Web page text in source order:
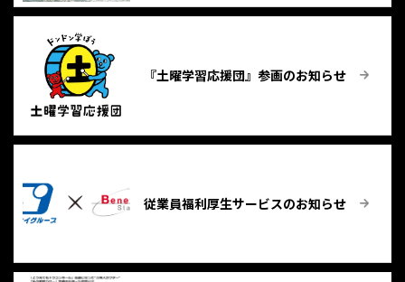
『土曜学習応援団』参画のお知らせ
従業員福利厚生サービスのお知らせ